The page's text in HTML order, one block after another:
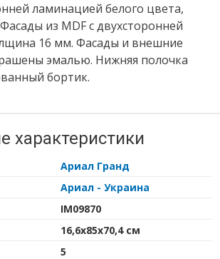
ламинацией белого цвета,
из MDF с двухсторонней
16 мм. Фасады и внешние
эмалью. Нижняя полочка
бортик.
характеристики
Ариал Гранд
Ариал - Украина
IM09870
16,6х85х70,4 см
5